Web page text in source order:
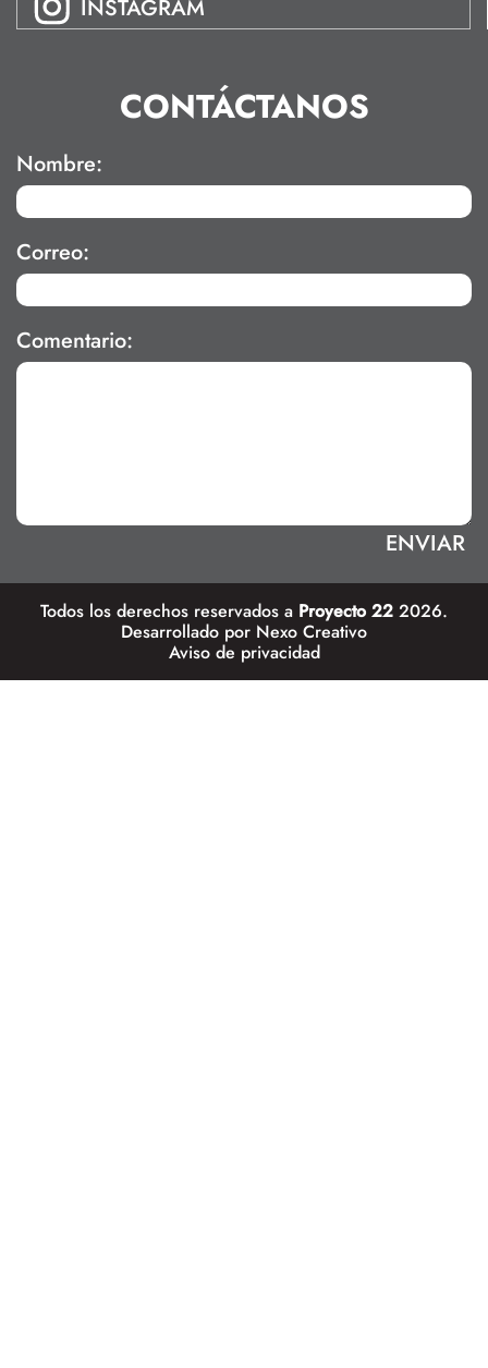
INSTAGRAM
CONTÁCTANOS
Nombre:
Correo:
Comentario:
Todos los derechos reservados a Proyecto 22 2026.
Desarrollado por Nexo Creativo
Aviso de privacidad